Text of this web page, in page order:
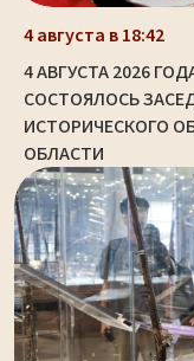
4 августа в 18:42
4 АВГУСТА 2026
СОСТОЯЛОСЬ
ИСТОРИЧЕСКОГО
ОБЛАСТИ